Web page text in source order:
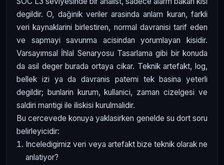
degildir. O, dağinik veriler arasinda anlam kuran, farkli
veri kaynaklarini birlestiren, normal davranisi tarif eden
ve sapmayi savunma acisindan yorumlayan kisidir.
Varsayımsal İhlal Senaryosu Tasarlama gibi bir konuda
da asil deger burada ortaya cikar. Teknik artefakt, log,
bellek izi ya da davranis paterni tek basina yeterli
degildir; bunlarin kurum, kullanici, zaman cizelgesi ve
saldiri mantigi ile iliskisi kurulmalidir.
Bu cercevede konuya yaklasirken genelde su dort soru
belirleyicidir:
Inceledigimiz veri veya artefakt bize teknik olarak ne
anlatiyor?